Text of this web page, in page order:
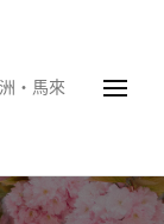
・馬來